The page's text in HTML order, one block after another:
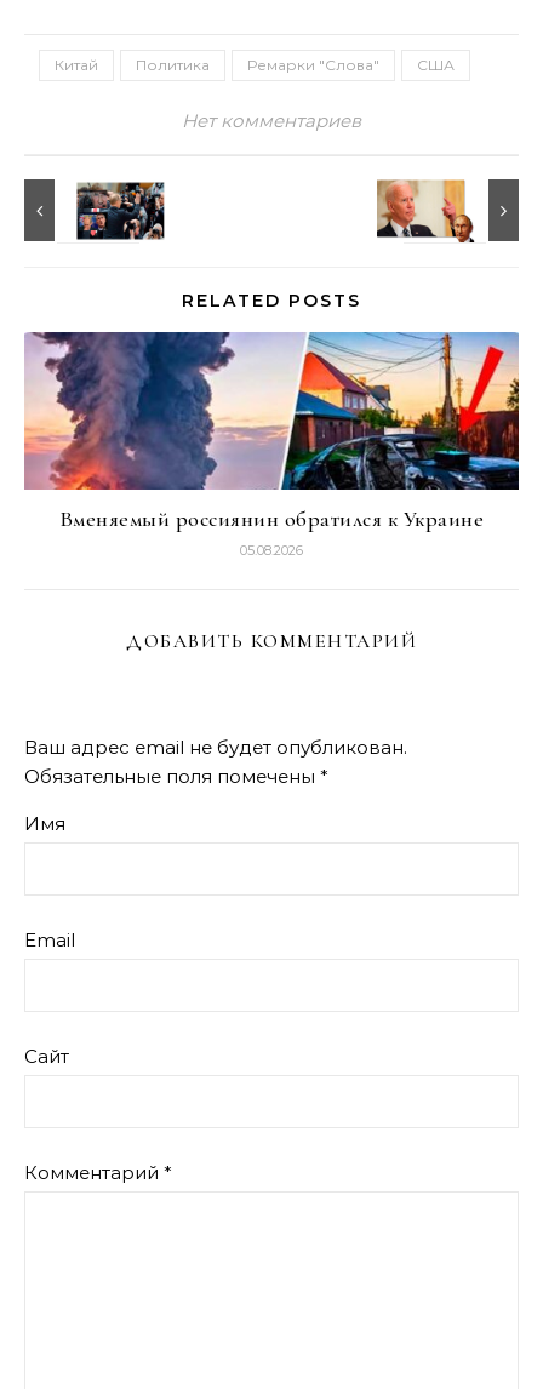
Китай Политика Ремарки "Слова" США
Нет комментариев
RELATED POSTS
Вменяемый россиянин обратился к Украине
05.08.2026
ДОБАВИТЬ КОММЕНТАРИЙ
Ваш адрес email не будет опубликован.
Обязательные поля помечены *
Имя
Email
Сайт
Комментарий *